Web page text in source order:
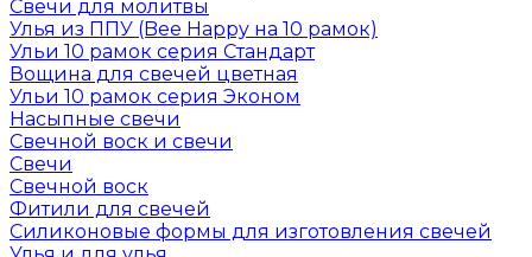
Свечи для молитвы
Улья из ППУ (Bee Happy на 10 рамок)
Ульи 10 рамок серия Стандарт
Вощина для свечей цветная
Ульи 10 рамок серия Эконом
Насыпные свечи
Свечной воск и свечи
Свечи
Свечной воск
Фитили для свечей
Силиконовые формы для изготовления свечей